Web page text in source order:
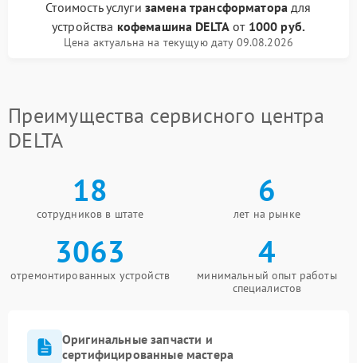
Стоимость услуги замена трансформатора для
устройства кофемашина DELTA от 1000 руб.
Цена актуальна на текущую дату 09.08.2026
Преимущества сервисного центра
DELTA
18
сотрудников в штате
6
лет на рынке
3063
отремонтированных устройств
4
минимальный опыт работы
специалистов
Оригинальные запчасти и
сертифицированные мастера